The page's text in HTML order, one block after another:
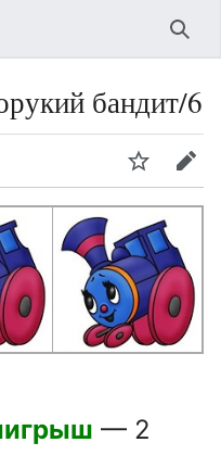
бандит/6
— 2